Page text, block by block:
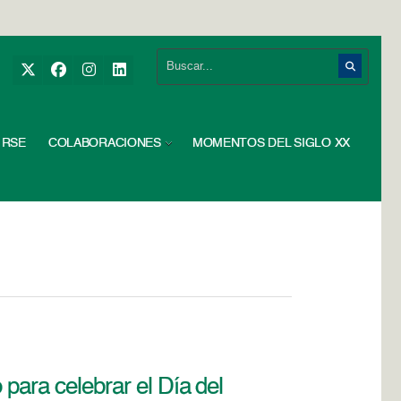
RSE COLABORACIONES MOMENTOS DEL SIGLO XX
celebrar el Día del